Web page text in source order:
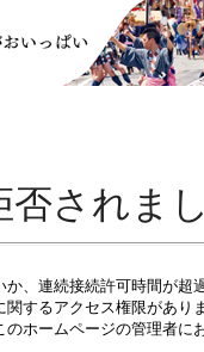
されま
、連続接続許可時間が超
するアクセス権限があり
ホームページの管理者に